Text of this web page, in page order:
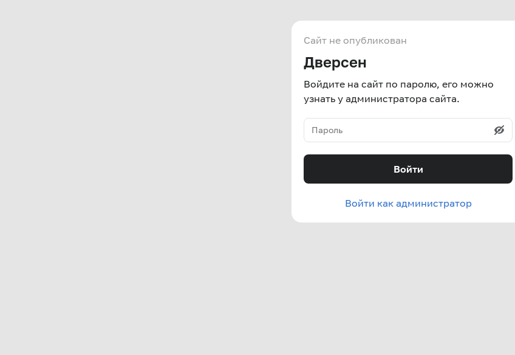
Сайт не опубликован
Дверсен
Войдите на сайт по паролю, его можно
узнать у администратора сайта.
Войти
Войти как администратор